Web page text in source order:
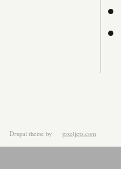
Drupal theme by pixeljets.com